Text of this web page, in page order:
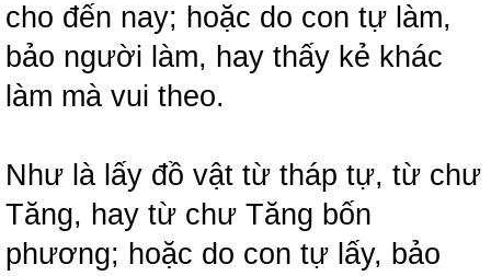
cho đến nay; hoặc do con tự làm,
bảo người làm, hay thấy kẻ khác
làm mà vui theo.
Như là lấy đồ vật từ tháp tự, từ chư
Tăng, hay từ chư Tăng bốn
phương; hoặc do con tự lấy, bảo